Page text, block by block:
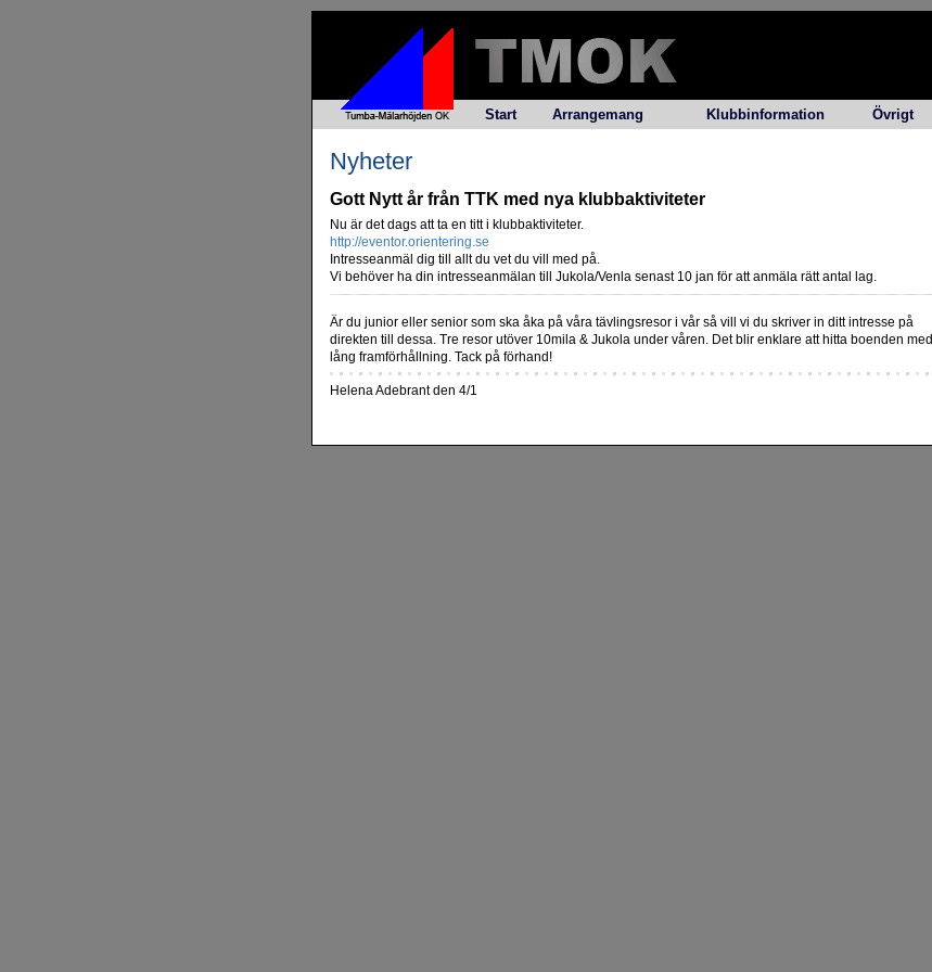
Start Arrangemang Klubbinformation Övrigt
Nyheter
Gott Nytt år från TTK med nya klubbaktiviteter
Nu är det dags att ta en titt i klubbaktiviteter.
http://eventor.orientering.se
Intresseanmäl dig till allt du vet du vill med på.
Vi behöver ha din intresseanmälan till Jukola/Venla senast 10 jan för att anmäla rätt antal lag.
Är du junior eller senior som ska åka på våra tävlingsresor i vår så vill vi du skriver in ditt intresse på
direkten till dessa. Tre resor utöver 10mila & Jukola under våren. Det blir enklare att hitta boenden med
lång framförhållning. Tack på förhand!
Helena Adebrant den 4/1